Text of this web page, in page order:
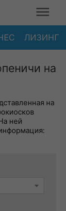
ЛИЗИНГ
на
на
ней